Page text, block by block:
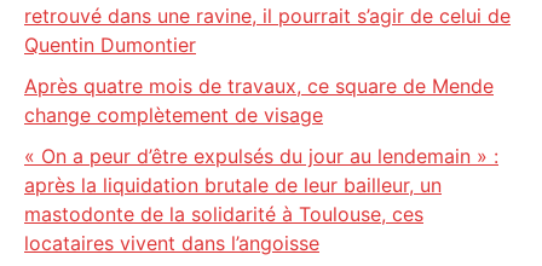
retrouvé dans une ravine, il pourrait s’agir de celui de
Quentin Dumontier
Après quatre mois de travaux, ce square de Mende
change complètement de visage
« On a peur d’être expulsés du jour au lendemain » :
après la liquidation brutale de leur bailleur, un
mastodonte de la solidarité à Toulouse, ces
locataires vivent dans l’angoisse